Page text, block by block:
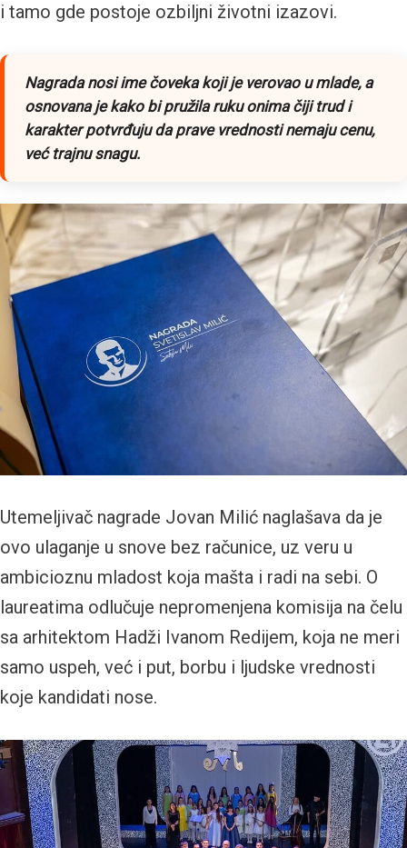
i tamo gde postoje ozbiljni životni izazovi.
Nagrada nosi ime čoveka koji je verovao u mlade, a
osnovana je kako bi pružila ruku onima čiji trud i
karakter potvrđuju da prave vrednosti nemaju cenu,
već trajnu snagu.
Utemeljivač nagrade Jovan Milić naglašava da je
ovo ulaganje u snove bez računice, uz veru u
ambicioznu mladost koja mašta i radi na sebi. O
laureatima odlučuje nepromenjena komisija na čelu
sa arhitektom Hadži Ivanom Redijem, koja ne meri
samo uspeh, već i put, borbu i ljudske vrednosti
koje kandidati nose.